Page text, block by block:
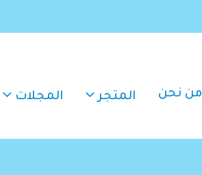
من نحن المتجر المجلات